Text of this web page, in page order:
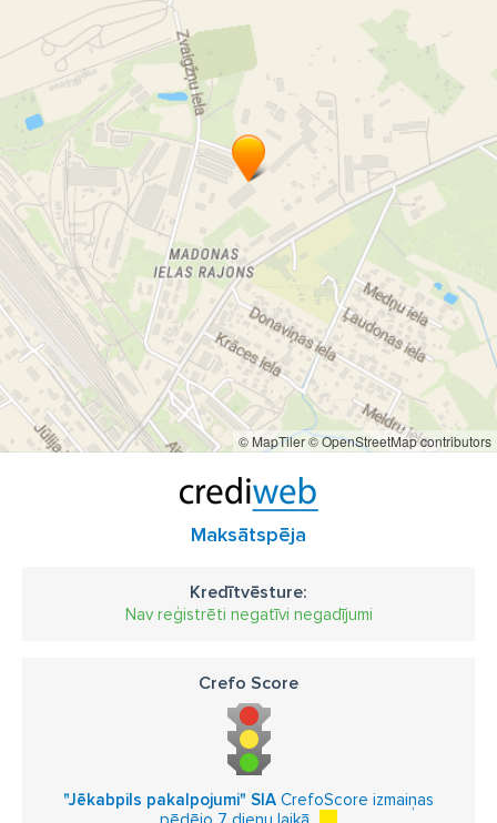
© MapTiler© OpenStreetMap contributors
Maksātspēja
Kredītvēsture:
Nav reģistrēti negatīvi negadījumi
Crefo Score
"Jēkabpils pakalpojumi" SIA CrefoScore izmaiņas